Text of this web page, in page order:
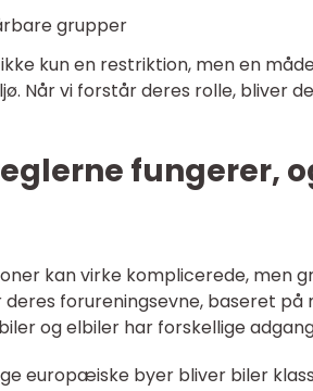
grupper
kun en restriktion, men en
Når vi forstår deres rolle, bliver
fungerer,
kan virke komplicerede, men
forureningsevne, baseret på
og elbiler har forskellige
europæiske byer bliver biler